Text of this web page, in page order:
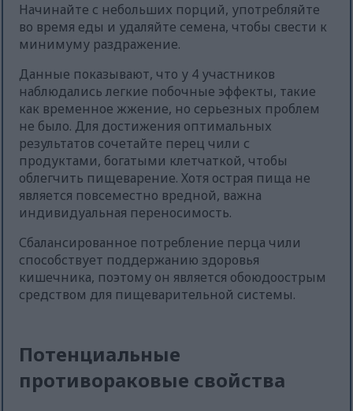
Начинайте с небольших порций, употребляйте
во время еды и удаляйте семена, чтобы свести к
минимуму раздражение.
Данные показывают, что у 4 участников
наблюдались легкие побочные эффекты, такие
как временное жжение, но серьезных проблем
не было. Для достижения оптимальных
результатов сочетайте перец чили с
продуктами, богатыми клетчаткой, чтобы
облегчить пищеварение. Хотя острая пища не
является повсеместно вредной, важна
индивидуальная переносимость.
Сбалансированное потребление перца чили
способствует поддержанию здоровья
кишечника, поэтому он является обоюдоострым
средством для пищеварительной системы.
Потенциальные
противораковые свойства